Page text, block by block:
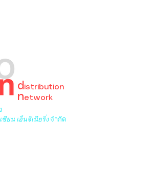
d istribution
network
ชียน เอ็นจิเนียริ่งจำกัด